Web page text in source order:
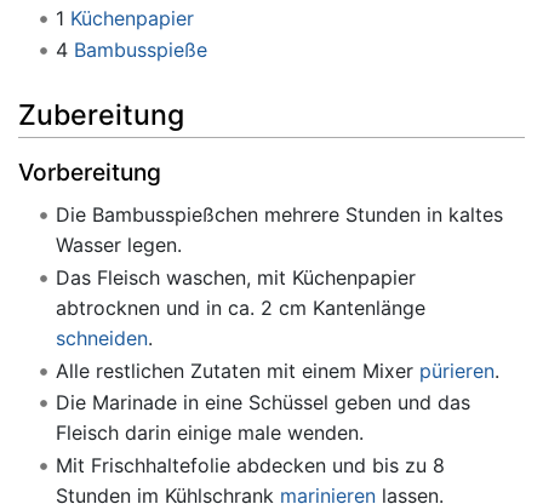
1 Küchenpapier
4 Bambusspieße
Zubereitung
Vorbereitung
Die Bambusspießchen mehrere Stunden in kaltes
Wasser legen.
Das Fleisch waschen, mit Küchenpapier
abtrocknen und in ca. 2 cm Kantenlänge
schneiden.
Alle restlichen Zutaten mit einem Mixer pürieren.
Die Marinade in eine Schüssel geben und das
Fleisch darin einige male wenden.
Mit Frischhaltefolie abdecken und bis zu 8
Stunden im Kühlschrank marinierenlassen.